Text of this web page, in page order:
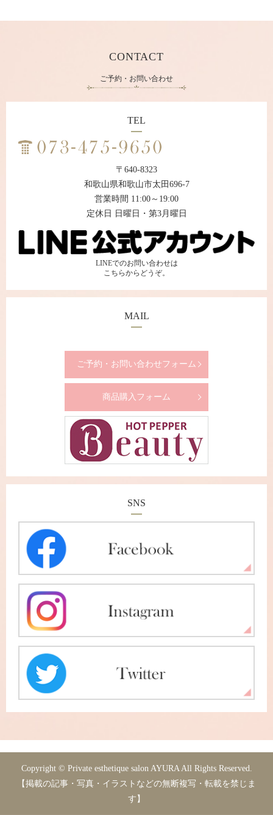
CONTACT
ご予約・お問い合わせ
TEL
〒640-8323
和歌山県和歌山市太田696-7
営業時間 11:00～19:00
定休日 日曜日・第3月曜日
LINEでのお問い合わせは
こちらからどうぞ。
MAIL
ご予約・お問い合わせフォーム
商品購入フォーム
SNS
Copyright © Private esthetique salon AYURA All Rights Reserved.
【掲載の記事・写真・イラストなどの無断複写・転載を禁じま
す】